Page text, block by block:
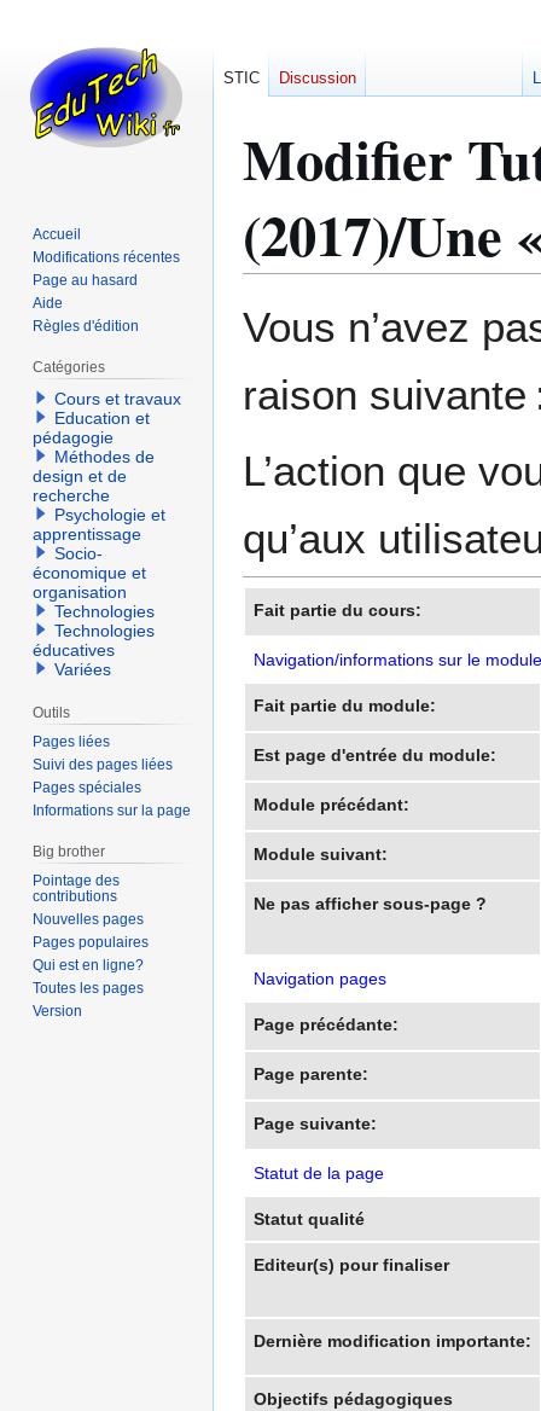
Modifier
(2017)/Une
à
navigation
à
recherche
Vous n’avez
raison suivante
L’action que
qu’aux
Fait partie du cours:
Navigation/informations sur le module
Fait partie du module:
Est page d'entrée du module:
Module précédant:
Module suivant:
Ne pas afficher sous-page ?
Navigation pages
Page précédante:
Page parente:
Page suivante:
Statut de la page
Statut qualité
Editeur(s) pour finaliser
Dernière modification importante:
Objectifs pédagogiques
STIC Discussion
Accueil
Modifications récentes
Page au hasard
Aide
Règles d'édition
Catégories
Cours et travaux
Education et
pédagogie
Méthodes de
design et de
recherche
Psychologie et
apprentissage
Socio-
économique et
organisation
Technologies
Technologies
éducatives
Variées
Outils
Pages liées
Suivi des pages liées
Pages spéciales
Informations sur la page
Big brother
Pointage des
contributions
Nouvelles pages
Pages populaires
Qui est en ligne?
Toutes les pages
Version